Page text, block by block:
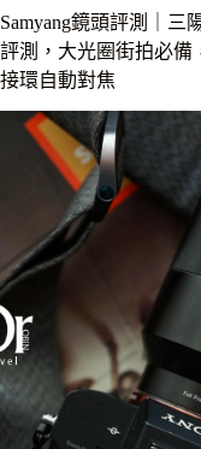
光
學
Samyang
AF
75mm
F1.8
FE
評
測，
輕
巧
圈，
支
援
Samyang鏡頭評測｜三
評測，大光圈街拍必備
接環自動對焦